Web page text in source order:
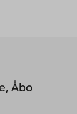
Åbo